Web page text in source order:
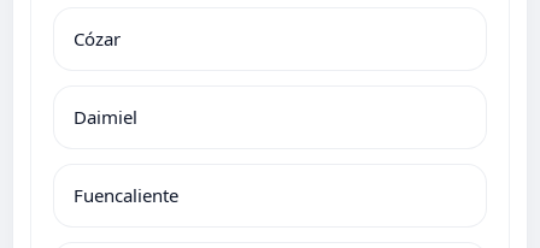
Cózar
Daimiel
Fuencaliente